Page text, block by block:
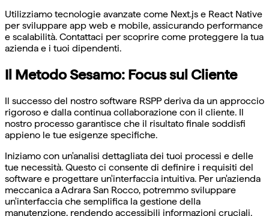
Utilizziamo tecnologie avanzate come Next.js e React Native
per sviluppare app web e mobile, assicurando performance
e scalabilità. Contattaci per scoprire come proteggere la tua
azienda e i tuoi dipendenti.
Il Metodo Sesamo: Focus sul Cliente
Il successo del nostro software RSPP deriva da un approccio
rigoroso e dalla continua collaborazione con il cliente. Il
nostro processo garantisce che il risultato finale soddisfi
appieno le tue esigenze specifiche.
Iniziamo con un'analisi dettagliata dei tuoi processi e delle
tue necessità. Questo ci consente di definire i requisiti del
software e progettare un'interfaccia intuitiva. Per un'azienda
meccanica a Adrara San Rocco, potremmo sviluppare
un'interfaccia che semplifica la gestione della
manutenzione, rendendo accessibili informazioni cruciali.